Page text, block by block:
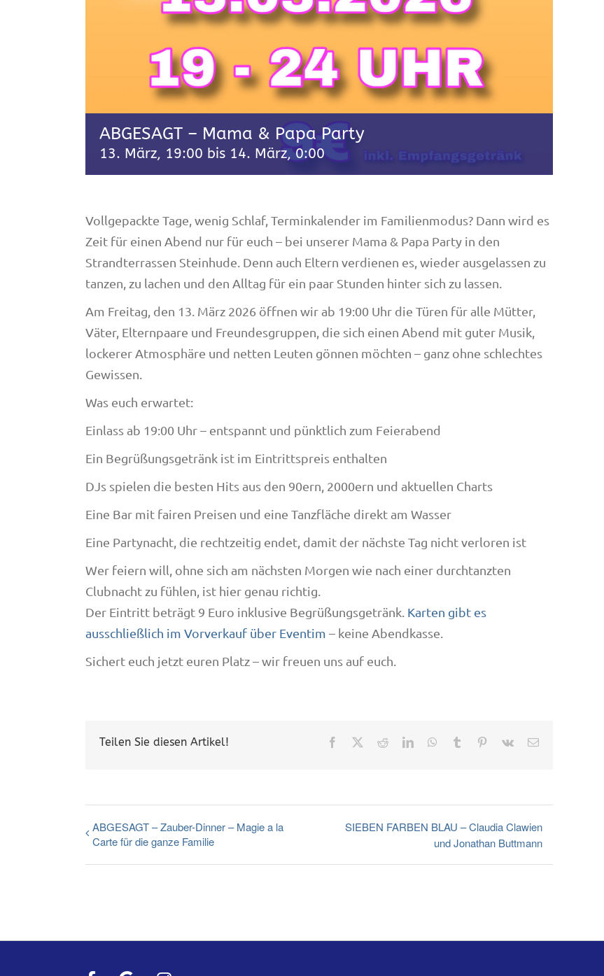
ABGESAGT – Mama & Papa Party
13. März, 19:00 bis 14. März, 0:00
Vollgepackte Tage, wenig Schlaf, Terminkalender im Familienmodus? Dann wird es
Zeit für einen Abend nur für euch – bei unserer Mama & Papa Party in den
Strandterrassen Steinhude. Denn auch Eltern verdienen es, wieder ausgelassen zu
tanzen, zu lachen und den Alltag für ein paar Stunden hinter sich zu lassen.
Am Freitag, den 13. März 2026 öffnen wir ab 19:00 Uhr die Türen für alle Mütter,
Väter, Elternpaare und Freundesgruppen, die sich einen Abend mit guter Musik,
lockerer Atmosphäre und netten Leuten gönnen möchten – ganz ohne schlechtes
Gewissen.
Was euch erwartet:
Einlass ab 19:00 Uhr – entspannt und pünktlich zum Feierabend
Ein Begrüßungsgetränk ist im Eintrittspreis enthalten
DJs spielen die besten Hits aus den 90ern, 2000ern und aktuellen Charts
Eine Bar mit fairen Preisen und eine Tanzfläche direkt am Wasser
Eine Partynacht, die rechtzeitig endet, damit der nächste Tag nicht verloren ist
Wer feiern will, ohne sich am nächsten Morgen wie nach einer durchtanzten
Clubnacht zu fühlen, ist hier genau richtig.
Der Eintritt beträgt 9 Euro inklusive Begrüßungsgetränk. Karten gibt es
ausschließlich im Vorverkauf über Eventim – keine Abendkasse.
Sichert euch jetzt euren Platz – wir freuen uns auf euch.
Teilen Sie diesen Artikel! Facebook RedditLinkedInWhatsApp
Tumblr Pinterest
Vk
E-
ABGESAGT – Zauber-Dinner – Magie a la
Carte für die ganze Familie
SIEBEN FARBEN BLAU – Claudia Clawien
und Jonathan Buttmann